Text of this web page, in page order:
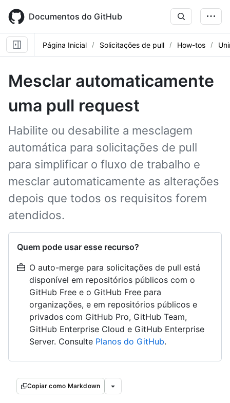
main
content
Documentos do GitHub
Página Inicial Solicitações de pull How-tos
Mesclar automaticamente
uma pull request
Habilite ou desabilite a mesclagem
automática para solicitações de pull
para simplificar o fluxo de trabalho e
mesclar automaticamente as alterações
depois que todos os requisitos forem
atendidos.
Quem pode usar esse recurso?
O auto-merge para solicitações de pull está
disponível em repositórios públicos com o
GitHub Free e o GitHub Free para
organizações, e em repositórios públicos e
privados com GitHub Pro, GitHub Team,
GitHub Enterprise Cloud e GitHub Enterprise
Server. Consulte Planos do GitHub.
Copiar como Markdown